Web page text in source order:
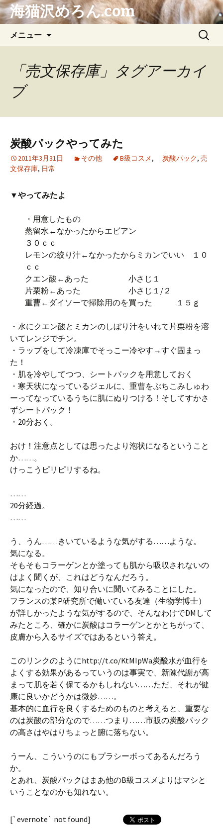
海猫沢めろん.com
メニュー
ン
ツ
プ
検
「売文保存庫」タグアーカイ
ブ
炭酸パックやってみた
2011年3月31日 その他 B級コスメ, 炭酸パック, 売
文保存庫, 日常
▼やってみたよ
・用意したもの
蒸留水←なかったからエビアン
３０ｃｃ
レモンの絞り汁←なかったからミカンでいい １０
ｃｃ
クエン酸←あった 小さじ１
片栗粉←あった 小さじ１/２
重曹←ダイソーで掃除用のを買った １５ｇ
・水にクエン酸とミカンのしぼり汁をいれて片栗粉を溶
いてレンジでチン。
・ラップをして冷凍庫でそっこー冷やす→すぐ固まっ
た！
・肌を冷やしてつつ、シートパックを用意しておく
・寒天状になっているジェルに、重曹をぶちこみしゅわ
ーってなっているうちに肌にぬりつける！そしてすかさ
ずシートパック！
・20分おく。
おけ！注意点としては思ったより泡状になるということ
か……。
けっこうピリピリするね。
……
20分経過。
……
う、うん……きいているような気がする……ような。
気になる。
そもそもコラーゲンとか塗っても肌から吸収されないの
はよく聞くが、これはどうなんだろう。
気になったので、知り合いに聞いてみることにした。
フランスの某P研究所で働いている友達（生物学博士）
が詳しかったような気がするので、そんなわけでDMして
みたところ、確かに炭酸はコラーゲンとかとちがって、
皮膚から入るサイズではあるという答え。
このリンクのようにhttp://t.co/KtMIpWa炭酸水が血行を
よくする効果があるっていうのは事実で、新陳代謝が高
まって肌を若く保てるかもしれない……ただ、それが健
康に良いかどうかは微妙……。
基本的に血行を良くするためのものと考えると、重要な
のは炭酸の部分なので……つまり……市販の炭酸パック
の高さはやはりちょっと腑に落ちない。
うーん、こういうのにもプラシーボってあるんだろう
か。
とあれ、炭酸パックはまあ他のB級コスメよりはマシと
いうことなのかも知れない。
[`evernote` not found]